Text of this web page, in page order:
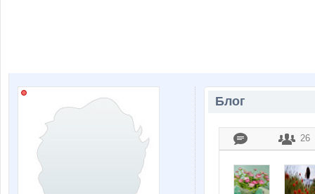
Блог
26